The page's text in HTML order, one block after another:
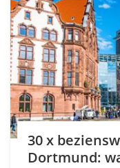
30 x
Dortmund: